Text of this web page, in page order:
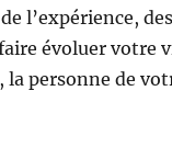
l’expérience,
évoluer votre
personne de